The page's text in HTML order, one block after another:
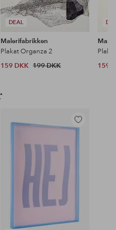
DEAL
Malerifabrikken
Plakat Organza 2
159 DKK 199 DKK
159
Tilføj